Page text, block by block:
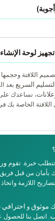
لوحة
اللافتة وحجمها
السريع بعد
، نساعدك على
الخاصة بك
خبرة. تقوم
بأمان من قبل
اللازمة
موثوق و احترافي
. اتصل بنا للحصول